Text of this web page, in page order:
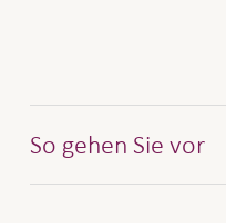
So gehen Sie vor